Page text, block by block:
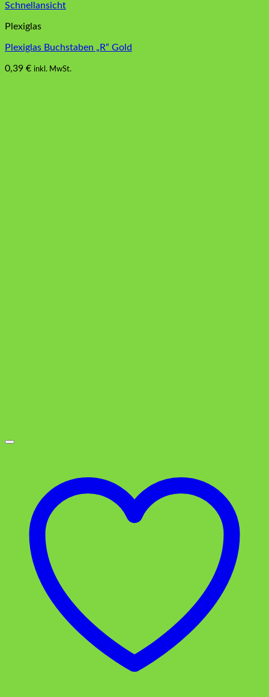
Schnellansicht
Plexiglas
Plexiglas Buchstaben „R“ Gold
0,39 € inkl. MwSt.